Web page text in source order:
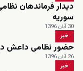
دیدار فرماندهان
سوریه
30 آبان 1396
خبر
حضور نظامی داعش در
26 آبان 1396
خبر